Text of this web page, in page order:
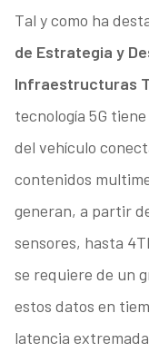
Tal y como ha
de Estrategia y
Infraestructuras
tecnología 5G
del vehículo
contenidos
generan, a partir
sensores, hasta
se requiere de un
estos datos en
latencia